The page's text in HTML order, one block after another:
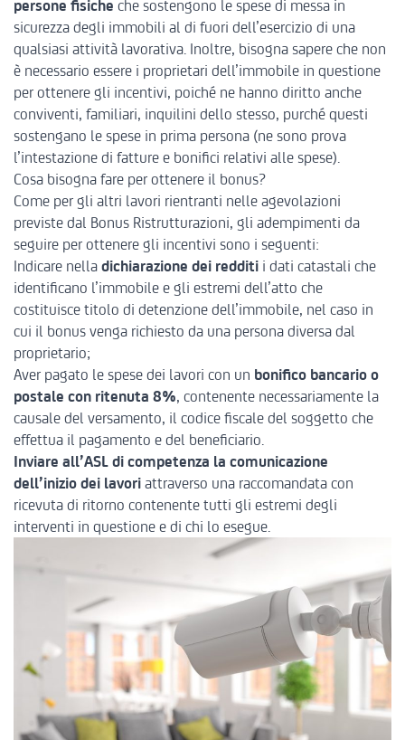
persone fisiche che sostengono le spese di messa in
sicurezza degli immobili al di fuori dell’esercizio di una
qualsiasi attività lavorativa. Inoltre, bisogna sapere che non
è necessario essere i proprietari dell’immobile in questione
per ottenere gli incentivi, poiché ne hanno diritto anche
conviventi, familiari, inquilini dello stesso, purché questi
sostengano le spese in prima persona (ne sono prova
l’intestazione di fatture e bonifici relativi alle spese).
Cosa bisogna fare per ottenere il bonus?
Come per gli altri lavori rientranti nelle agevolazioni
previste dal Bonus Ristrutturazioni, gli adempimenti da
seguire per ottenere gli incentivi sono i seguenti:
Indicare nella dichiarazione dei redditi i dati catastali che
identificano l’immobile e gli estremi dell’atto che
costituisce titolo di detenzione dell’immobile, nel caso in
cui il bonus venga richiesto da una persona diversa dal
proprietario;
Aver pagato le spese dei lavori con un bonifico bancario o
postale con ritenuta 8%, contenente necessariamente la
causale del versamento, il codice fiscale del soggetto che
effettua il pagamento e del beneficiario.
Inviare all’ASL di competenza la comunicazione
dell’inizio dei lavori attraverso una raccomandata con
ricevuta di ritorno contenente tutti gli estremi degli
interventi in questione e di chi lo esegue.